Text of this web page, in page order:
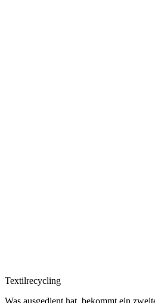
Textilrecycling
Was ausgedient hat, bekommt ein